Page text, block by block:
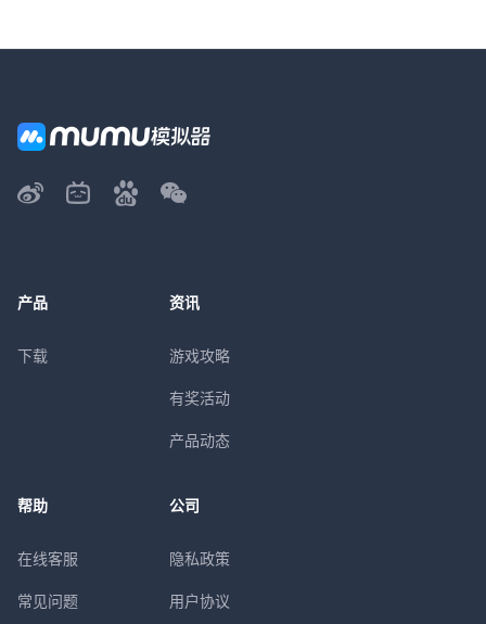
产品
下载
资讯
游戏攻略
有奖活动
产品动态
帮助
在线客服
常见问题
公司
隐私政策
用户协议